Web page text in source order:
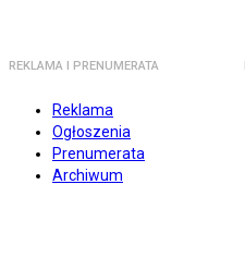
REKLAMA I PRENUMERATA
Reklama
Ogłoszenia
Prenumerata
Archiwum